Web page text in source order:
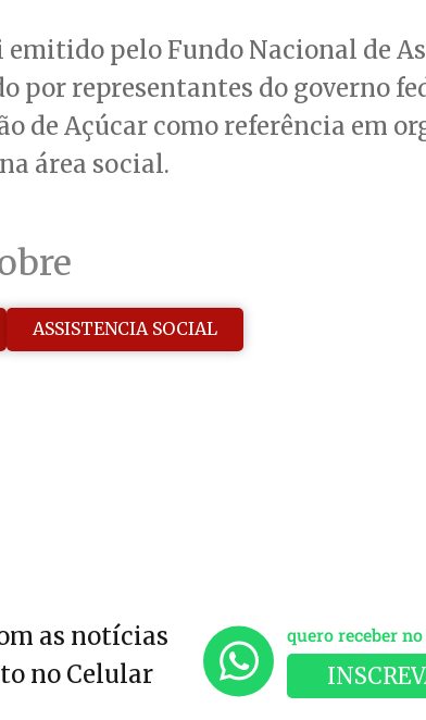
emitido pelo Fundo Nacional de
por representantes do governo
de Açúcar como referência em
área social.
ASSISTENCIA SOCIAL
as notícias
no Celular
quero receber